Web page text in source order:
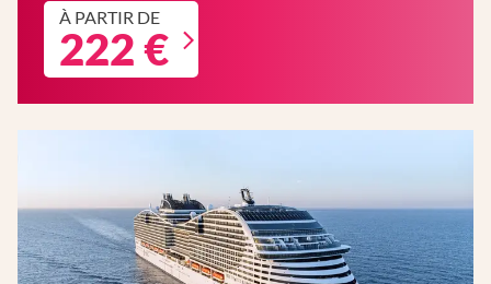
À PARTIR DE
222 €